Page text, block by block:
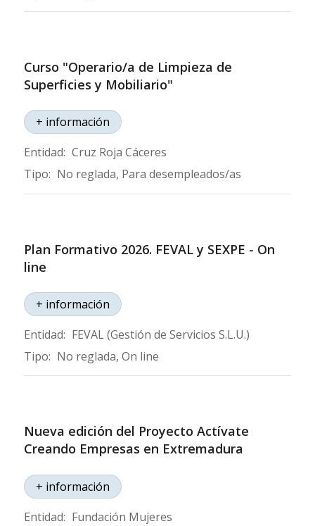
Curso "Operario/a de Limpieza de
Superficies y Mobiliario"
+ información
Entidad: Cruz Roja Cáceres
Tipo: No reglada, Para desempleados/as
Plan Formativo 2026. FEVAL y SEXPE - On
line
+ información
Entidad: FEVAL (Gestión de Servicios S.L.U.)
Tipo: No reglada, On line
Nueva edición del Proyecto Actívate
Creando Empresas en Extremadura
+ información
Entidad: Fundación Mujeres